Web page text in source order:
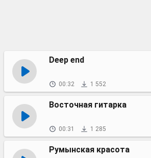
Deep end
00:32 1 552
Восточная гитарка
00:31 1 285
Румынская красота